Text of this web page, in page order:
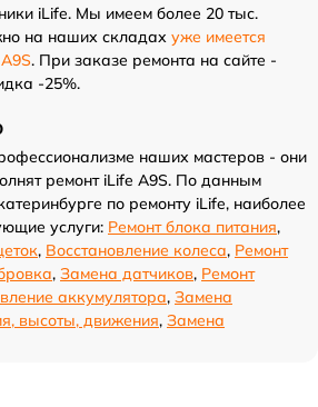
iLife. Мы имеем более 20 тыс.
на наших складах уже имеется
. При заказе ремонта на сайте -
-25%.
наших мастеров - они
ремонт iLife A9S. По данным
по ремонту iLife, наиболее
услуги: Ремонт блока питания,
, Восстановление колеса, Ремонт
, Замена датчиков, Ремонт
аккумулятора, Замена
высоты, движения, Замена